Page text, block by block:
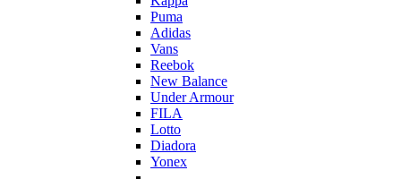
Puma
Adidas
Vans
Reebok
New Balance
Under Armour
FILA
Lotto
Diadora
Yonex